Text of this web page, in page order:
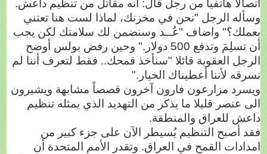
اتصالا هاتفيا من رجل قال: انه مقاتل من تنظيم داعش.
وسأله الرجل "نحن في مخزنك، لماذا لست هنا تعتني
بعملك؟" واضاف "عُــد وسنضمن لك سلامتك لكن يجب
أن تسلِمَ وتدفع 500 دولار." وحين رفض بولس أوضح
الرجل العقوبة قائلا "سنأخذ قمحك.. فقط لتعرف أننا لم
نسرقه لأننا أعطيناك الخيار."
ويسرد مزارعون فارون آخرون قصصاً مشابهة ويشيرون
الى عنصر قليلا ما يذكر من التهديد الذي يمثله تنظيم
داعش للعراق والمنطقة.
فقد أصبح التنظيم يُسيطر الآن على جزء كبير من
امدادات القمح في العراق. وتقدر الأمم المتحدة أن